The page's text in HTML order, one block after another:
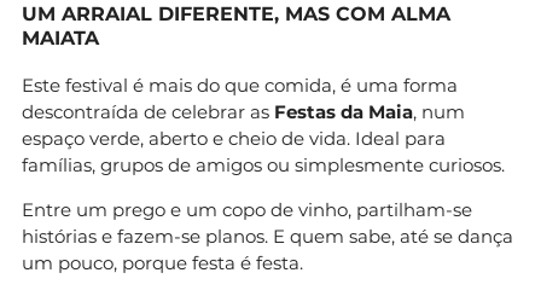
UM ARRAIAL DIFERENTE, MAS COM ALMA
MAIATA
Este festival é mais do que comida, é uma forma
descontraída de celebrar as Festas da Maia, num
espaço verde, aberto e cheio de vida. Ideal para
famílias, grupos de amigos ou simplesmente curiosos.
Entre um prego e um copo de vinho, partilham-se
histórias e fazem-se planos. E quem sabe, até se dança
um pouco, porque festa é festa.